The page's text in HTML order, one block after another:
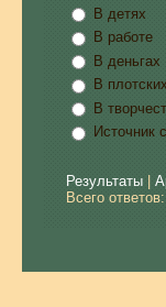
В детях
В работе
В деньгах
В
В
Источник
Результаты
Всего ответов: